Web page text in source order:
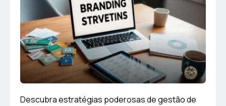
Descubra estratégias poderosas de gestão de